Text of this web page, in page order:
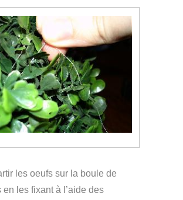
les oeufs sur la boule de
en les fixant à l’aide des